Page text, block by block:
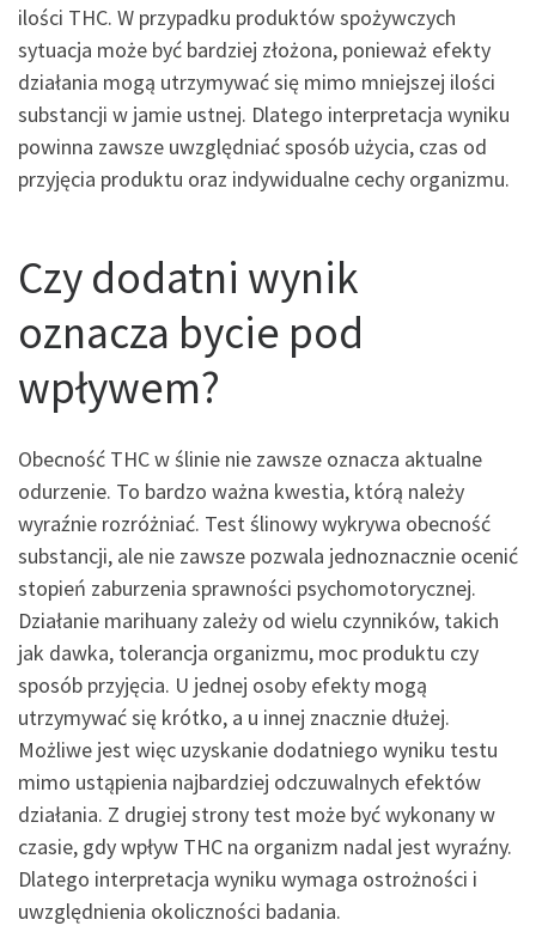
ilości THC. W przypadku produktów spożywczych
sytuacja może być bardziej złożona, ponieważ efekty
działania mogą utrzymywać się mimo mniejszej ilości
substancji w jamie ustnej. Dlatego interpretacja wyniku
powinna zawsze uwzględniać sposób użycia, czas od
przyjęcia produktu oraz indywidualne cechy organizmu.
Czy dodatni wynik
oznacza bycie pod
wpływem?
Obecność THC w ślinie nie zawsze oznacza aktualne
odurzenie. To bardzo ważna kwestia, którą należy
wyraźnie rozróżniać. Test ślinowy wykrywa obecność
substancji, ale nie zawsze pozwala jednoznacznie ocenić
stopień zaburzenia sprawności psychomotorycznej.
Działanie marihuany zależy od wielu czynników, takich
jak dawka, tolerancja organizmu, moc produktu czy
sposób przyjęcia. U jednej osoby efekty mogą
utrzymywać się krótko, a u innej znacznie dłużej.
Możliwe jest więc uzyskanie dodatniego wyniku testu
mimo ustąpienia najbardziej odczuwalnych efektów
działania. Z drugiej strony test może być wykonany w
czasie, gdy wpływ THC na organizm nadal jest wyraźny.
Dlatego interpretacja wyniku wymaga ostrożności i
uwzględnienia okoliczności badania.